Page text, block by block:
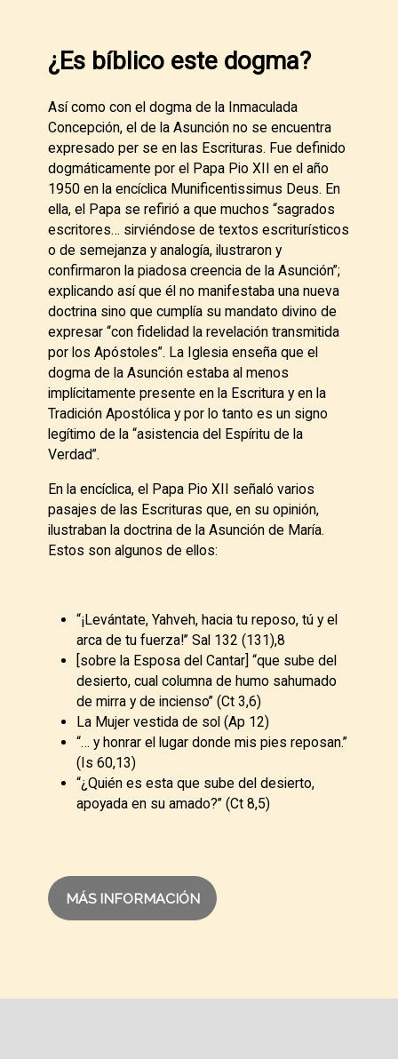
¿Es bíblico este dogma?
Así como con el dogma de la Inmaculada
Concepción, el de la Asunción no se encuentra
expresado per se en las Escrituras. Fue definido
dogmáticamente por el Papa Pio XII en el año
1950 en la encíclica Munificentissimus Deus. En
ella, el Papa se refirió a que muchos “sagrados
escritores… sirviéndose de textos escriturísticos
o de semejanza y analogía, ilustraron y
confirmaron la piadosa creencia de la Asunción”;
explicando así que él no manifestaba una nueva
doctrina sino que cumplía su mandato divino de
expresar “con fidelidad la revelación transmitida
por los Apóstoles”. La Iglesia enseña que el
dogma de la Asunción estaba al menos
implícitamente presente en la Escritura y en la
Tradición Apostólica y por lo tanto es un signo
legítimo de la “asistencia del Espíritu de la
Verdad”.
En la encíclica, el Papa Pio XII señaló varios
pasajes de las Escrituras que, en su opinión,
ilustraban la doctrina de la Asunción de María.
Estos son algunos de ellos:
“¡Levántate, Yahveh, hacia tu reposo, tú y el
arca de tu fuerza!” Sal 132 (131),8
[sobre la Esposa del Cantar] “que sube del
desierto, cual columna de humo sahumado
de mirra y de incienso” (Ct 3,6)
La Mujer vestida de sol (Ap 12)
“… y honrar el lugar donde mis pies reposan.”
(Is 60,13)
“¿Quién es esta que sube del desierto,
apoyada en su amado?” (Ct 8,5)
MÁS INFORMACIÓN